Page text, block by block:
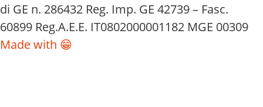
di GE n. 286432 Reg. Imp. GE 42739 – Fasc.
60899 Reg.A.E.E. IT0802000001182 MGE 00309
Made with 😁